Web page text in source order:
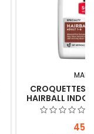
CROQUETTES
HAIRBALL
POUR